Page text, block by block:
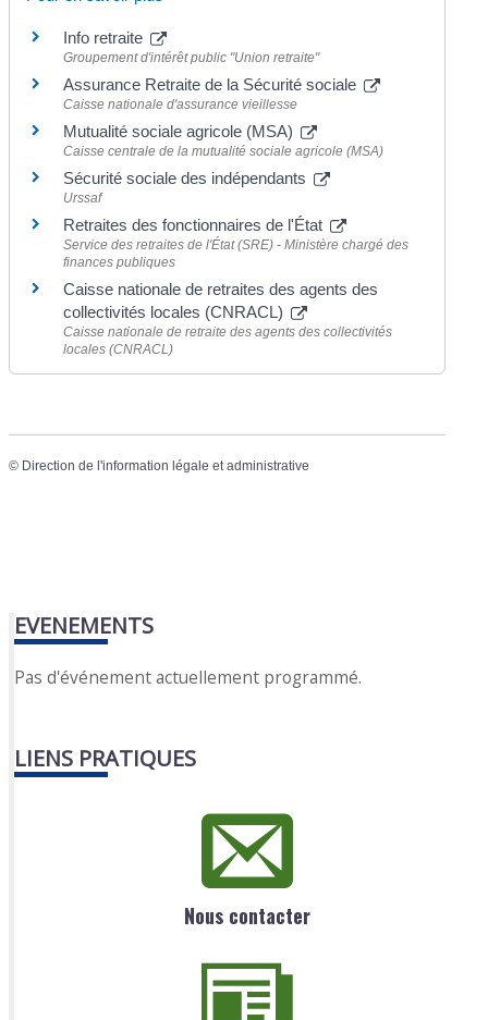
Info retraite
Groupement d'intérêt public "Union retraite"
Assurance Retraite de la Sécurité sociale
Caisse nationale d'assurance vieillesse
Mutualité sociale agricole (MSA)
Caisse centrale de la mutualité sociale agricole (MSA)
Sécurité sociale des indépendants
Urssaf
Retraites des fonctionnaires de l'État
Service des retraites de l'État (SRE) - Ministère chargé des
finances publiques
Caisse nationale de retraites des agents des
collectivités locales (CNRACL)
Caisse nationale de retraite des agents des collectivités
locales (CNRACL)
© Direction de l'information légale et administrative
EVENEMENTS
Pas d'événement actuellement programmé.
LIENS PRATIQUES
Nous contacter